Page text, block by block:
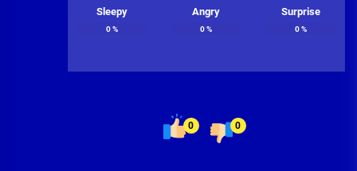
Sleepy
0%
Angry
0%
Surprise
0%
0 0